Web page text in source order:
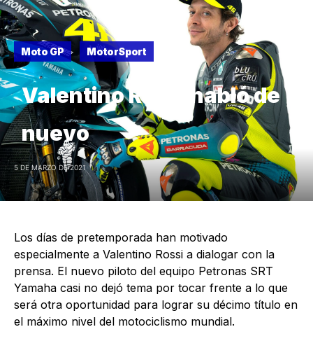
Moto GP MotorSport
Valentino Rossi habló de
nuevo
5 DE MARZO DE 2021
Los días de pretemporada han motivado
especialmente a Valentino Rossi a dialogar con la
prensa. El nuevo piloto del equipo Petronas SRT
Yamaha casi no dejó tema por tocar frente a lo que
será otra oportunidad para lograr su décimo título en
el máximo nivel del motociclismo mundial.